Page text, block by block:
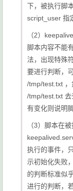
下，被执行脚
script_user 指
（2）
脚本内容不能
法，出现特殊
要进行判断，
/tmp/test.txt
/tmp/test.txt 去
有变化则说明
（3）脚本在被
执行的事件，
示初始化失败
的判断标准似
进行的判断，